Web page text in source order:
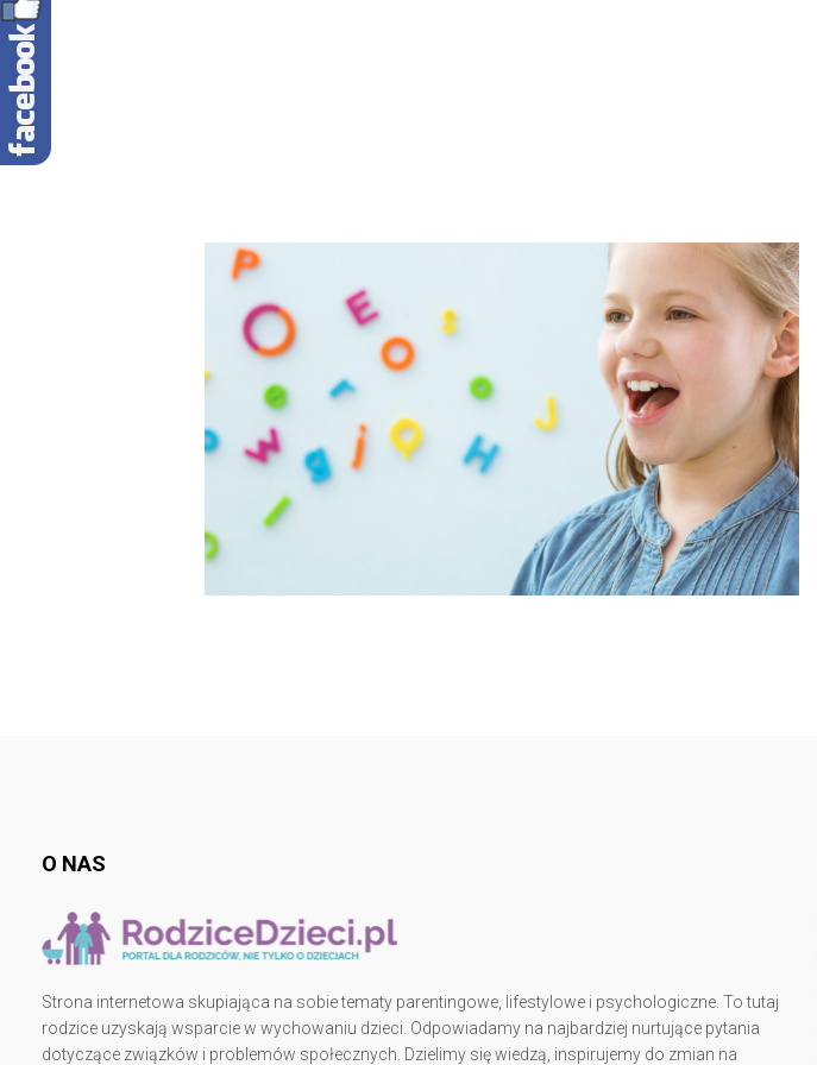
O NAS
Strona internetowa skupiająca na sobie tematy parentingowe, lifestylowe i psychologiczne. To tutaj
rodzice uzyskają wsparcie w wychowaniu dzieci. Odpowiadamy na najbardziej nurtujące pytania
dotyczące związków i problemów społecznych. Dzielimy się wiedzą, inspirujemy do zmian na